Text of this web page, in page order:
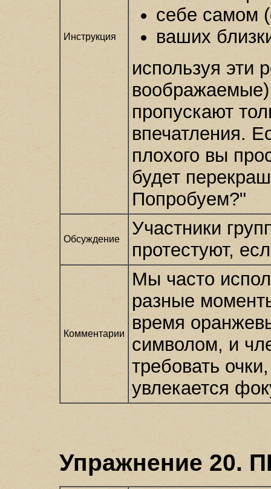
Инструкция
себе самом
ваших
используя эти
пропускают
впечатления.
плохого вы
будет
Попробуем?"
Обсуждение
Участники
протестуют,
Комментарии
Мы часто
разные
время
символом, и
требовать
увлекается
Упражнение 20.